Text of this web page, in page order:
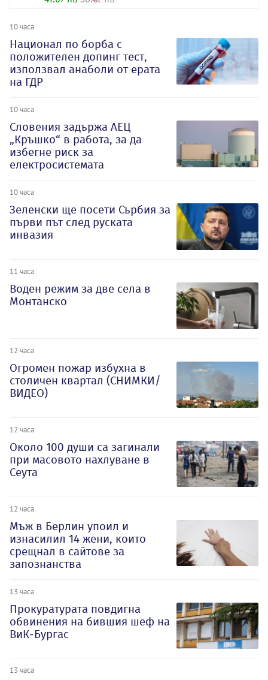
10 часа
Национал по борба с
положителен допинг тест,
използвал анаболи от ерата
на ГДР
10 часа
Словения задържа АЕЦ
„Кръшко“ в работа, за да
избегне риск за
електросистемата
10 часа
Зеленски ще посети Сърбия за
първи път след руската
инвазия
11 часа
Воден режим за две села в
Монтанско
12 часа
Огромен пожар избухна в
столичен квартал (СНИМКИ/
ВИДЕО)
12 часа
Около 100 души са загинали
при масовото нахлуване в
Сеута
12 часа
Мъж в Берлин упоил и
изнасилил 14 жени, които
срещнал в сайтове за
запознанства
13 часа
Прокуратурата повдигна
обвинения на бившия шеф на
ВиК-Бургас
13 часа